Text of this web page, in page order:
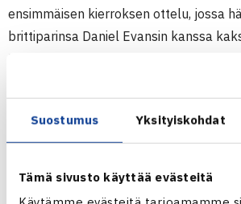
Suostumus Yksityiskohdat
Tämä sivusto käyttää evästeitä
ensimmäisen kierroksen ottelu, jossa
brittiparinsa Daniel Evansin kanssa
Ricen ja Sean Thornleyn. (RN)
42.500$ ATP Challenger
6.-11.9.2011 St.Remy de Provance,
Kaksinpelin karsinta
1.kierrosta: Micke Kontinen – Niels